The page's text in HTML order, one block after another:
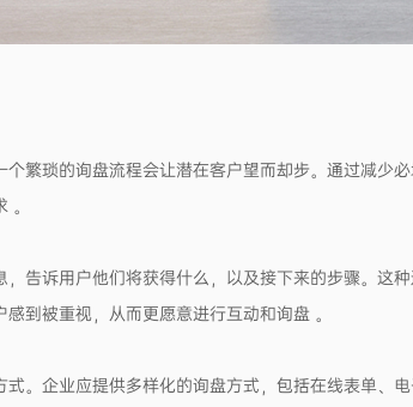
繁琐的询盘流程会让潜在客户望而却步。通过减少
告诉用户他们将获得什么，以及接下来的步骤。这
到被重视，从而更愿意进行互动和询盘 。
式。企业应提供多样化的询盘方式，包括在线表单